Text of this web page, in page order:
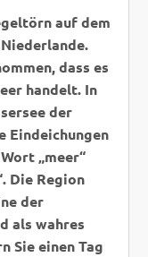
auf dem
dass es
handelt. In
der
Eindeichungen
„meer“
Die Region
der
als wahres
Sie einen Tag